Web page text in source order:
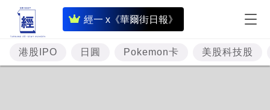
經一 x《華爾街日報》
即
時
財
經
港股IPO 日圓 Pokemon卡 美股科技股